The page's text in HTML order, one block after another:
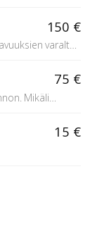
150 €
varalta
75 €
Mikäli
15 €